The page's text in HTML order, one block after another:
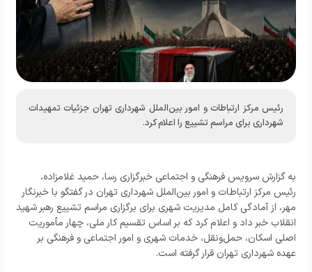
رئیس مرکز ارتباطات و امور بین‌الملل شهرداری تهران جزئیات تمهیدات
شهرداری برای مراسم تشییع را اعلام کرد.
به گزارش سرویس فرهنگی و اجتماعی خبرگزاری رسا، حمید غلامزاده،
رئیس مرکز ارتباطات و امور بین‌الملل شهرداری تهران در گفتگو با خبرنگار
مهر، از آمادگی کامل مدیریت شهری برای برگزاری مراسم تشییع رهبر شهید
انقلاب خبر داد و اعلام کرد که بر اساس تقسیم کار ملی، چهار مأموریت
اصلی اسکان، حمل‌ونقل، خدمات شهری و امور اجتماعی و فرهنگی بر
عهده شهرداری تهران قرار گرفته است.